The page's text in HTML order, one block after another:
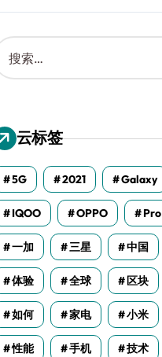
：
云标签
5G 2021 Galaxy
IQOO OPPO Pro
一加 三星 中国
体验 全球 区块
如何 家电 小米
性能 手机 技术